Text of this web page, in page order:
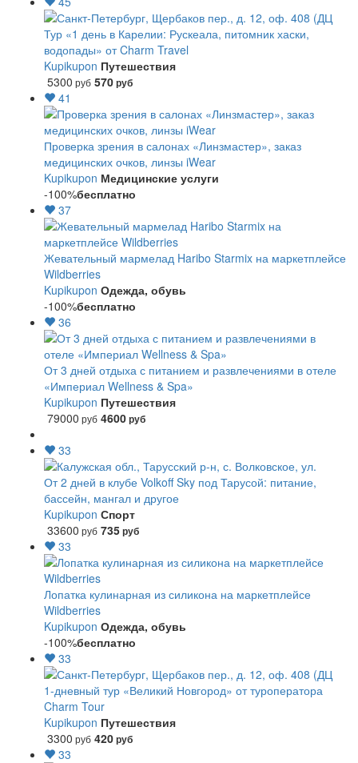
Тур «1 день в Карелии: Рускеала, питомник хаски,
водопады» от Charm Travel
Kupikupon Путешествия
5300 руб 570руб
41
Проверка зрения в салонах «Линзмастер», заказ
медицинских очков, линзы iWear
Kupikupon Медицинские услуги
-100%бесплатно
37
Жевательный мармелад Haribo Starmix на маркетплейсе
Wildberries
Kupikupon Одежда, обувь
-100%бесплатно
36
От 3 дней отдыха с питанием и развлечениями в отеле
«Империал Wellness & Spa»
Kupikupon Путешествия
79000 руб 4600руб
33
От 2 дней в клубе Volkoff Sky под Тарусой: питание,
бассейн, мангал и другое
Kupikupon Спорт
33600 руб 735руб
33
Лопатка кулинарная из силикона на маркетплейсе
Wildberries
Kupikupon Одежда, обувь
-100%бесплатно
33
1-дневный тур «Великий Новгород» от туроператора
Charm Tour
Kupikupon Путешествия
3300 руб 420руб
33